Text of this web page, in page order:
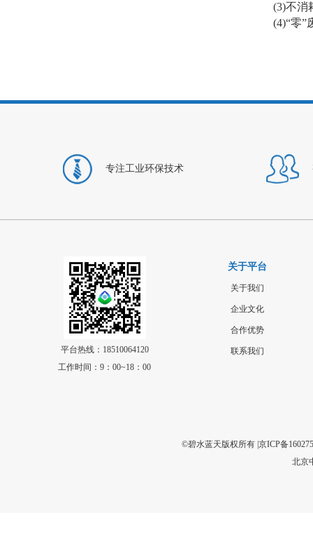
(3)不消
(4)“零”
专注工业环保技术
平台热线：18510064120
工作时间：9：00~18：00
关于平台
关于我们
企业文化
合作优势
联系我们
©碧水蓝天版权所有 | 京ICP备
北京